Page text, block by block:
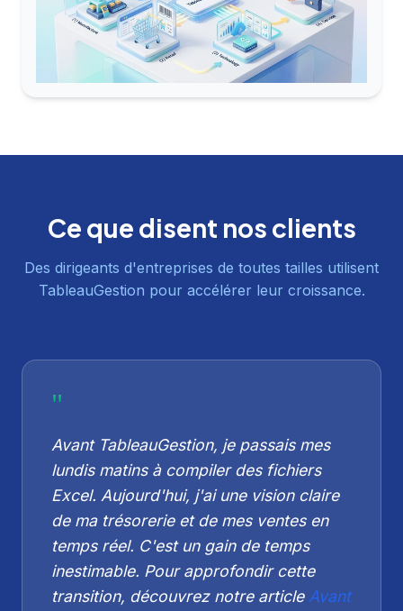
Ce que disent nos clients
Des dirigeants d'entreprises de toutes tailles utilisent
TableauGestion pour accélérer leur croissance.
"
Avant TableauGestion, je passais mes
lundis matins à compiler des fichiers
Excel. Aujourd'hui, j'ai une vision claire
de ma trésorerie et de mes ventes en
temps réel. C'est un gain de temps
inestimable. Pour approfondir cette
transition, découvrez notre article Avant